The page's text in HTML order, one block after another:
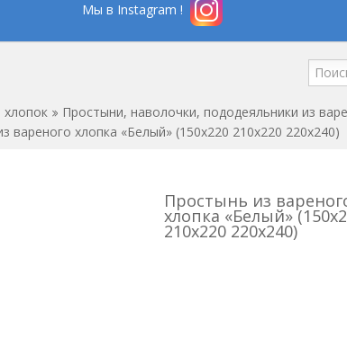
Мы в Instagram !
Простыни, наволочки, пододеяльники из
вареного хлопка «Белый» (150x220 210x220 220x240)
Простынь из
хлопка «Белый»
210x220 220x240)